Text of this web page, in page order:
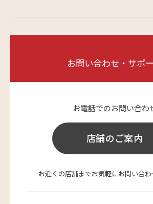
お問い合わせ・サポ
お電話でのお問い合わ
店舗のご案内
お近くの店舗までお気軽にお問い合わ